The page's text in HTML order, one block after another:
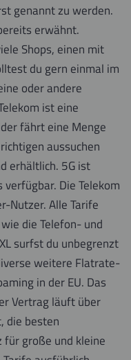
genannt zu werden.
erwähnt.
Shops, einen mit
du gern einmal im
oder andere
ist eine
fährt eine Menge
aussuchen
erhältlich. 5G ist
Die Telekom
Nutzer. Alle Tarife
die Telefon- und
surfst du unbegrenzt
weitere Flatrate-
in der EU. Das
Vertrag läuft über
die besten
große und kleine